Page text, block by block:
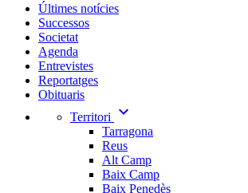
Últimes notícies
Successos
Societat
Agenda
Entrevistes
Reportatges
Obituaris
Territori
expand_more
Tarragona
Reus
Alt Camp
Baix Camp
Baix Penedès